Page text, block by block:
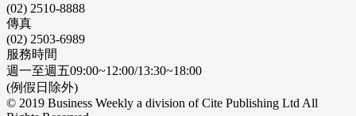
(02) 2510-8888
傳真
(02) 2503-6989
服務時間
週一至週五09:00~12:00/13:30~18:00
(例假日除外)
© 2019 Business Weekly a division of Cite Publishing Ltd All